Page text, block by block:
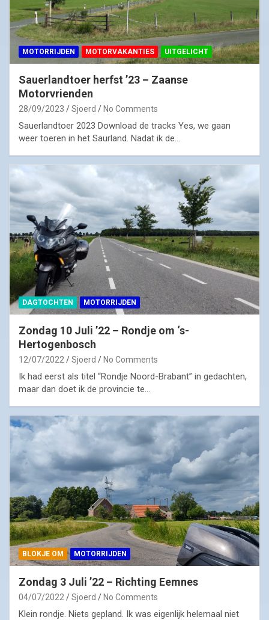
MOTORRIJDEN MOTORVAKANTIES UITGELICHT
Sauerlandtoer herfst ’23 – Zaanse
Motorvrienden
28/09/2023 Sjoerd No Comments
Sauerlandtoer 2023 Download de tracks Yes, we gaan
weer toeren in het Saurland. Nadat ik de…
DAGTOCHTEN MOTORRIJDEN
Zondag 10 Juli ’22 – Rondje om ‘s-
Hertogenbosch
12/07/2022 Sjoerd No Comments
Ik had eerst als titel “Rondje Noord-Brabant” in gedachten,
maar dan doet ik de provincie te…
BLOKJE OM MOTORRIJDEN
Zondag 3 Juli ’22 – Richting Eemnes
04/07/2022 Sjoerd No Comments
Klein rondje. Niets gepland. Ik was eigenlijk helemaal niet